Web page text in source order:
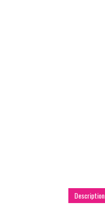
Description